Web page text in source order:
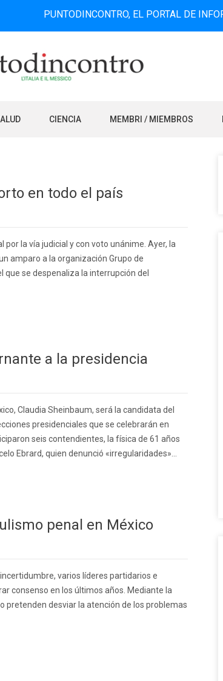
PUNTODINCONTRO, EL PORTAL DE
CIENCIA MEMBRI / MIEMBROS
en todo el país
la vía judicial y con voto unánime. Ayer, la
amparo a la organización Grupo de
que se despenaliza la interrupción del
a la presidencia
Claudia Sheinbaum, será la candidata del
presidenciales que se celebrarán en
seis contendientes, la física de 61 años
Ebrard, quien denunció «irregularidades»...
penal en México
varios líderes partidarios e
consenso en los últimos años. Mediante la
pretenden desviar la atención de los problemas